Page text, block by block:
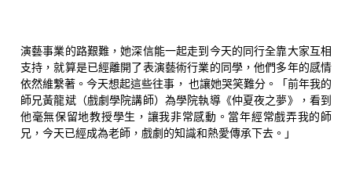
演藝事業的路艱難，她深信能一起走到今天的同行全靠大家互相
支持，就算是已經離開了表演藝術行業的同學，他們多年的感情
依然維繫著。今天想起這些往事， 也讓她哭笑難分。「前年我的
師兄黃龍斌（戲劇學院講師）為學院執導《仲夏夜之夢》，看到
他毫無保留地教授學生，讓我非常感動。當年經常戲弄我的師
兄，今天已經成為老師，戲劇的知識和熱愛傳承下去。」